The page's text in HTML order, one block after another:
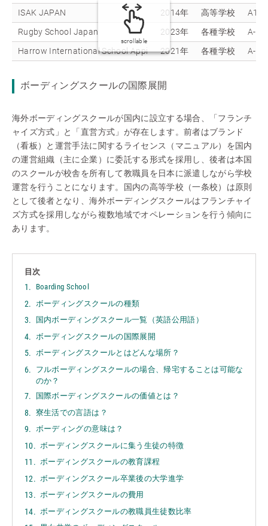
ISAK JAPAN
2014年 高等学校
Rugby School Japan
2023年 各種学校
A-
Harrow International School Appi
2021年 各種学校 A-
scrollable
ボーディングスクールの国際展開
海外ボーディングスクールが国内に設立する場合、「フランチ
ャイズ方式」と「直営方式」が存在します。前者はブランド
（看板）と運営手法に関するライセンス（マニュアル）を国内
の運営組織（主に企業）に委託する形式を採用し、後者は本国
のスクールが校舎を所有して教職員を日本に派遣しながら学校
運営を行うことになります。国内の高等学校（一条校）は原則
として後者となり、海外ボーディングスクールはフランチャイ
ズ方式を採用しながら複数地域でオペレーションを行う傾向に
あります。
目次
Boarding School
ボーディングスクールの種類
国内ボーディングスクール一覧（英語公用語）
ボーディングスクールの国際展開
ボーディングスクールとはどんな場所？
フルボーディングスクールの場合、帰宅することは可能な
のか？
国際ボーディングスクールの価値とは？
寮生活での言語は？
ボーディングの意味は？
ボーディングスクールに集う生徒の特徴
ボーディングスクールの教育課程
ボーディングスクール卒業後の大学進学
ボーディングスクールの費用
ボーディングスクールの教職員生徒数比率